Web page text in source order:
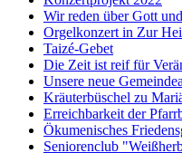
Wir reden über Gott
Orgelkonzert in Zur
Taizé-Gebet
Die Zeit ist reif für
Unsere neue
Kräuterbüschel zu
Erreichbarkeit der
Ökumenisches
Seniorenclub